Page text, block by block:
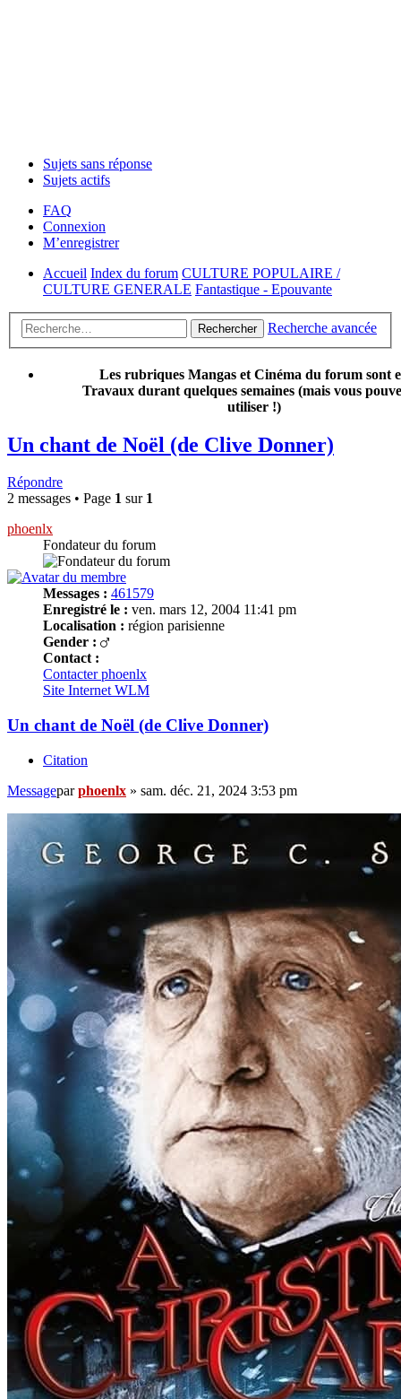
Sujets sans réponse
Sujets actifs
FAQ
Connexion
M’enregistrer
Accueil Index du forum CULTURE POPULAIRE /
CULTURE GENERALE Fantastique - Epouvante
Rechercher Recherche avancée
Les rubriques Mangas et Cinéma du forum sont
Travaux durant quelques semaines (mais vous
utiliser !)
Un chant de Noël (de Clive Donner)
Répondre
2 messages • Page 1 sur 1
phoenlx
Fondateur du forum
Messages : 461579
Enregistré le : ven. mars 12, 2004 11:41 pm
Localisation : région parisienne
Gender :
Contact :
Contacter phoenlx
Site Internet WLM
Un chant de Noël (de Clive Donner)
Citation
Messageparphoenlx » sam. déc. 21, 2024 3:53 pm